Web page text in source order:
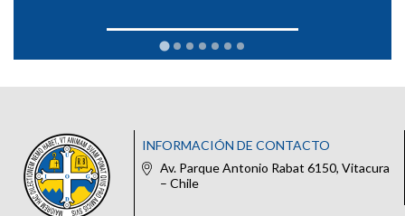
INFORMACIÓN DE CONTACTO
Av. Parque Antonio Rabat 6150, Vitacura
– Chile